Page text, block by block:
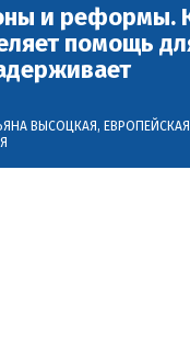
и реформы.
помощь
ВЫСОЦКАЯ, ЕВРОПЕЙСКАЯ